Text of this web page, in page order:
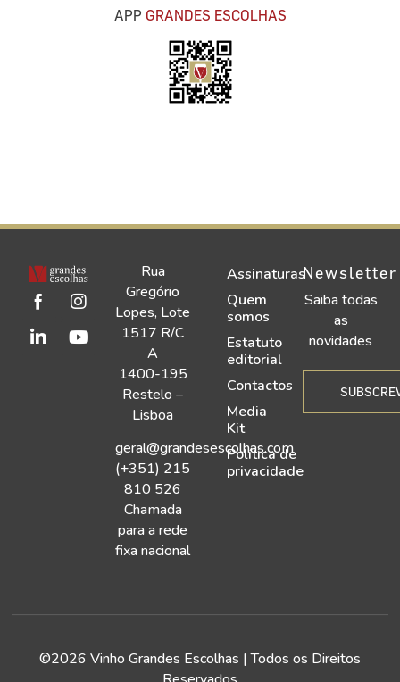
APP GRANDES ESCOLHAS
Rua
Gregório
Lopes, Lote
1517 R/C
A
1400-195
Restelo –
Lisboa
geral@grandesescolhas.com
(+351) 215
810 526
Chamada
para a rede
fixa nacional
Assinaturas
Quem
somos
Estatuto
editorial
Contactos
Media
Kit
Política de
privacidade
Newsletter
Saiba todas
as
novidades
©2026 Vinho Grandes Escolhas | Todos os Direitos